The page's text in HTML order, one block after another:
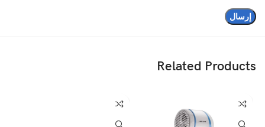
Related Products